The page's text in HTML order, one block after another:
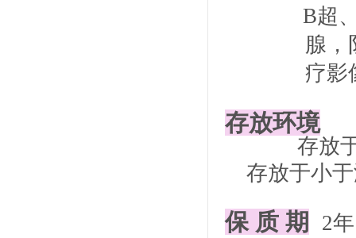
B超
腺
疗影
存放环境
存放于阴
存放于小
保 质 期 2年